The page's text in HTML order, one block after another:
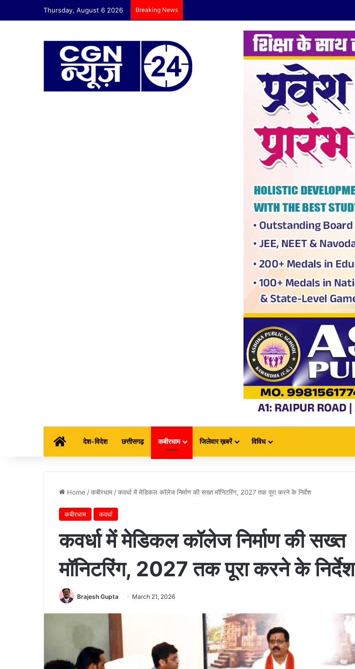
Thursday, August 6 2026 Breaking News
होम देश-विदेश छत्तीसगढ़ कबीरधाम जिलेवार ख़बरें विविध
Home /कबीरधाम /कवर्धा में मेडिकल कॉलेज निर्माण की सख्त मॉनिटरिंग, 2027 तक पूरा करने के निर्देश
कबीरधाम कवर्धा
कवर्धा में मेडिकल कॉलेज निर्माण की सख्त
मॉनिटरिंग, 2027 तक पूरा करने के निर्देश
Brajesh Gupta March 21, 2026